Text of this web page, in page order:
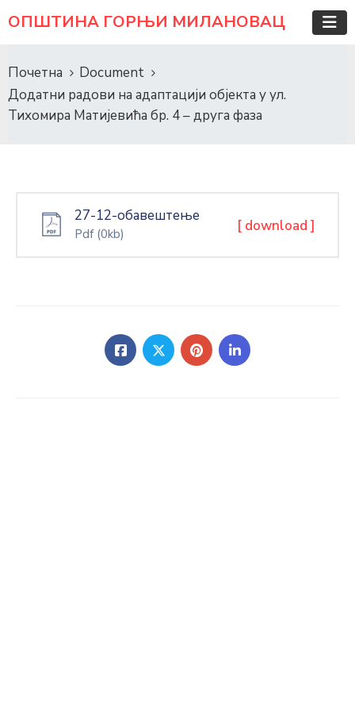
ОПШТИНА ГОРЊИ МИЛАНОВАЦ
Почетна
Document
Додатни радови на адаптацији објекта у ул.
Тихомира Матијевића бр. 4 – друга фаза
27-12-обавештење
Pdf (0kb) [ download ]